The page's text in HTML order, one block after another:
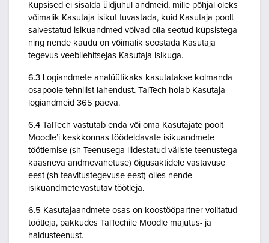
Küpsised ei sisalda üldjuhul andmeid, mille põhjal oleks
võimalik Kasutaja isikut tuvastada, kuid Kasutaja poolt
salvestatud isikuandmed võivad olla seotud küpsistega
ning nende kaudu on võimalik seostada Kasutaja
tegevus veebilehitsejas Kasutaja isikuga.
6.3 Logiandmete analüütikaks kasutatakse kolmanda
osapoole tehnilist lahendust. TalTech hoiab Kasutaja
logiandmeid 365 päeva.
6.4 TalTech vastutab enda või oma Kasutajate poolt
Moodle’i keskkonnas töödeldavate isikuandmete
töötlemise (sh Teenusega liidestatud väliste teenustega
kaasneva andmevahetuse) õigusaktidele vastavuse
eest (sh teavitustegevuse eest) olles nende
isikuandmete vastutav töötleja.
6.5 Kasutajaandmete osas on koostööpartner volitatud
töötleja, pakkudes TalTechile Moodle majutus- ja
haldusteenust.